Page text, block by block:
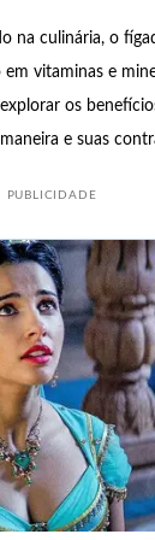
na culinária, o
vitaminas e
os
e suas
PUBLICIDADE